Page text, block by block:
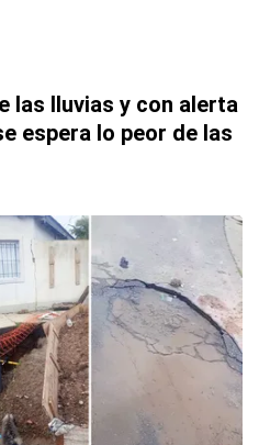
las lluvias y con alerta
espera lo peor de las